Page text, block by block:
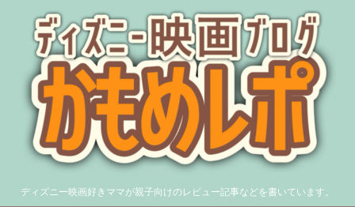
ディズニー映画好きママが親子向けのレビュー記事などを書いています。